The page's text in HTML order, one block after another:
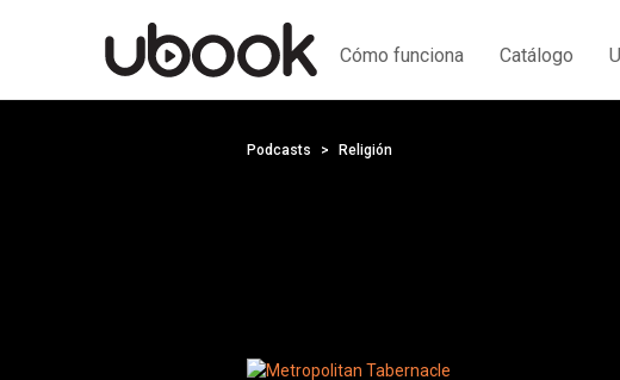
Cómo funciona Catálogo
Podcasts Religión